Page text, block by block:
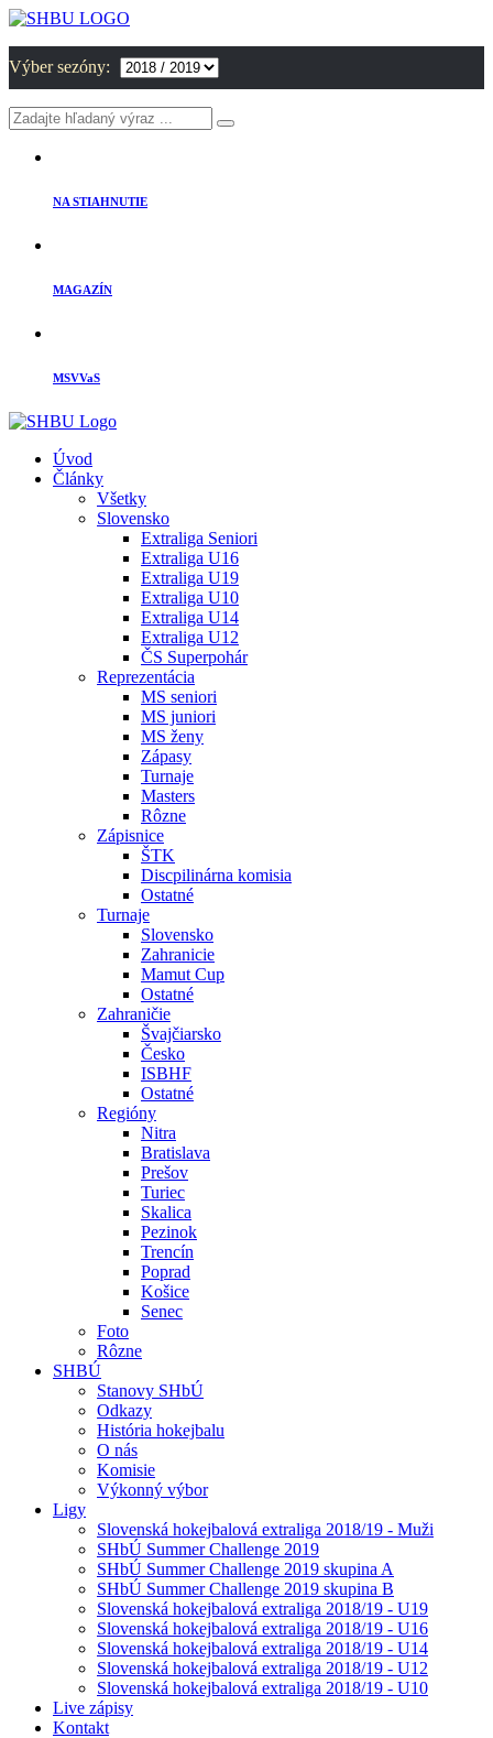
Výber sezóny:
NA STIAHNUTIE
MAGAZÍN
MSVVaS
Úvod
Články
Všetky
Slovensko
Extraliga Seniori
Extraliga U16
Extraliga U19
Extraliga U10
Extraliga U14
Extraliga U12
ČS Superpohár
Reprezentácia
MS seniori
MS juniori
MS ženy
Zápasy
Turnaje
Masters
Rôzne
Zápisnice
ŠTK
Discpilinárna komisia
Ostatné
Turnaje
Slovensko
Zahranicie
Mamut Cup
Ostatné
Zahraničie
Švajčiarsko
Česko
ISBHF
Ostatné
Regióny
Nitra
Bratislava
Prešov
Turiec
Skalica
Pezinok
Trencín
Poprad
Košice
Senec
Foto
Rôzne
SHBÚ
Stanovy SHbÚ
Odkazy
História hokejbalu
O nás
Komisie
Výkonný výbor
Ligy
Slovenská hokejbalová extraliga 2018/19 - Muži
SHbÚ Summer Challenge 2019
SHbÚ Summer Challenge 2019 skupina A
SHbÚ Summer Challenge 2019 skupina B
Slovenská hokejbalová extraliga 2018/19 - U19
Slovenská hokejbalová extraliga 2018/19 - U16
Slovenská hokejbalová extraliga 2018/19 - U14
Slovenská hokejbalová extraliga 2018/19 - U12
Slovenská hokejbalová extraliga 2018/19 - U10
Live zápisy
Kontakt